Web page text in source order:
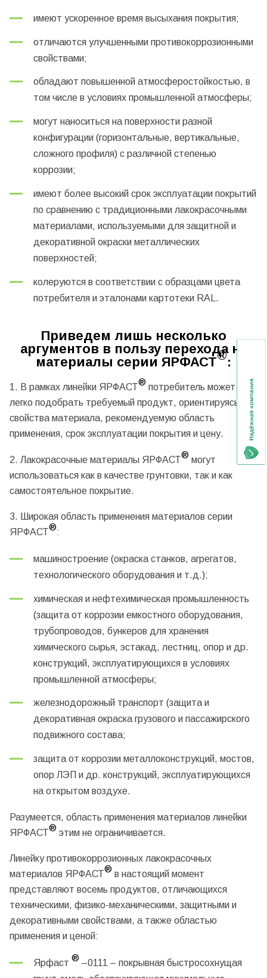
имеют ускоренное время высыхания покрытия;
отличаются улучшенными противокоррозионными
свойствами;
обладают повышенной атмосферостойкостью, в
том числе в условиях промышленной атмосферы;
могут наноситься на поверхности разной
конфигурации (горизонтальные, вертикальные,
сложного профиля) с различной степенью
коррозии;
имеют более высокий срок эксплуатации покрытий
по сравнению с традиционными лакокрасочными
материалами, используемыми для защитной и
декоративной окраски металлических
поверхностей;
колеруются в соответствии с образцами цвета
потребителя и эталонами картотеки RAL.
Приведем лишь несколько
аргументов в пользу перехода на
материалы серии ЯРФАСТ®:
1. В рамках линейки ЯРФАСТ® потребитель может
легко подобрать требуемый продукт, ориентируясь на
свойства материала, рекомендуемую область
применения, срок эксплуатации покрытия и цену.
2. Лакокрасочные материалы ЯРФАСТ® могут
использоваться как в качестве грунтовки, так и как
самостоятельное покрытие.
3. Широкая область применения материалов серии
ЯРФАСТ®:
машиностроение (окраска станков, агрегатов,
технологического оборудования и т.д.);
химическая и нефтехимическая промышленность
(защита от коррозии емкостного оборудования,
трубопроводов, бункеров для хранения
химического сырья, эстакад, лестниц, опор и др.
конструкций, эксплуатирующихся в условиях
промышленной атмосферы;
железнодорожный транспорт (защита и
декоративная окраска грузового и пассажирского
подвижного состава;
защита от коррозии металлоконструкций, мостов,
опор ЛЭП и др. конструкций, эксплуатирующихся
на открытом воздухе.
Разумеется, область применения материалов линейки
ЯРФАСТ® этим не ограничивается.
Линейку противокоррозионных лакокрасочных
материалов ЯРФАСТ® в настоящий момент
представляют восемь продуктов, отличающихся
техническими, физико-механическими, защитными и
декоративными свойствами, а также областью
применения и ценой:
Ярфаст ® –0111 – покрывная быстросохнущая